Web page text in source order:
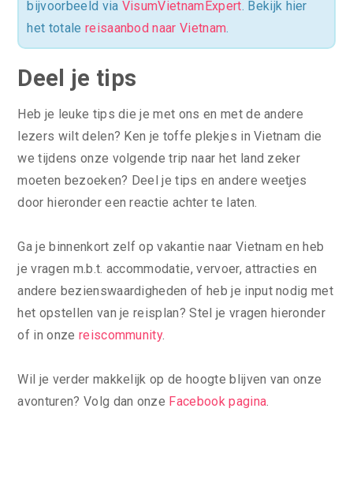
bijvoorbeeld via VisumVietnamExpert. Bekijk hier
het totale reisaanbod naar Vietnam.
Deel je tips
Heb je leuke tips die je met ons en met de andere
lezers wilt delen? Ken je toffe plekjes in Vietnam die
we tijdens onze volgende trip naar het land zeker
moeten bezoeken? Deel je tips en andere weetjes
door hieronder een reactie achter te laten.
Ga je binnenkort zelf op vakantie naar Vietnam en heb
je vragen m.b.t. accommodatie, vervoer, attracties en
andere bezienswaardigheden of heb je input nodig met
het opstellen van je reisplan? Stel je vragen hieronder
of in onze reiscommunity.
Wil je verder makkelijk op de hoogte blijven van onze
avonturen? Volg dan onze Facebook pagina.